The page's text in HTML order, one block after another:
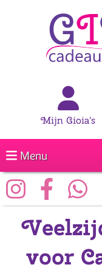
Mijn Gioia's
Menu
voor